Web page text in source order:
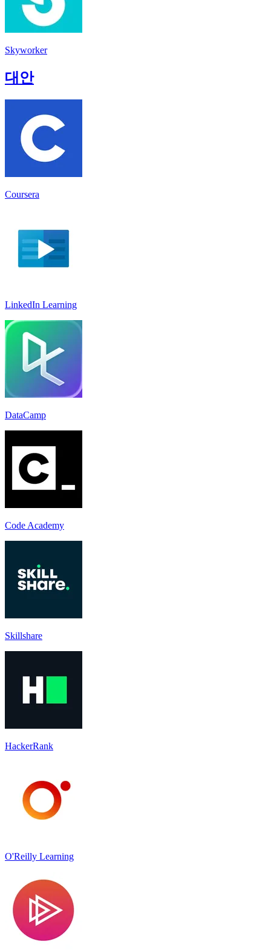
Skyworker
대안
Coursera
LinkedIn Learnin‪g
DataCamp
Code Academy
Skillshare
HackerRank
O'Reilly Learning